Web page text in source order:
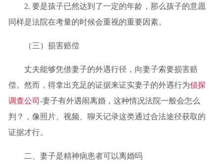
2. 要是孩子已然达到了一定的年龄，那么孩子的意愿
同样是法院在考量的时候会重视的重要因素。
（三）损害赔偿
丈夫能够凭借妻子的外遇行径，向妻子索要损害赔
偿。然而，得拿出充足的证据来证实妻子的外遇行为侦探
调查公司 -妻子有外遇闹离婚，这种情况法院一般会怎么
判？，像照片、视频、聊天记录这类通过合法途径获取的
证据才行。
二、妻子是精神病患者可以离婚吗